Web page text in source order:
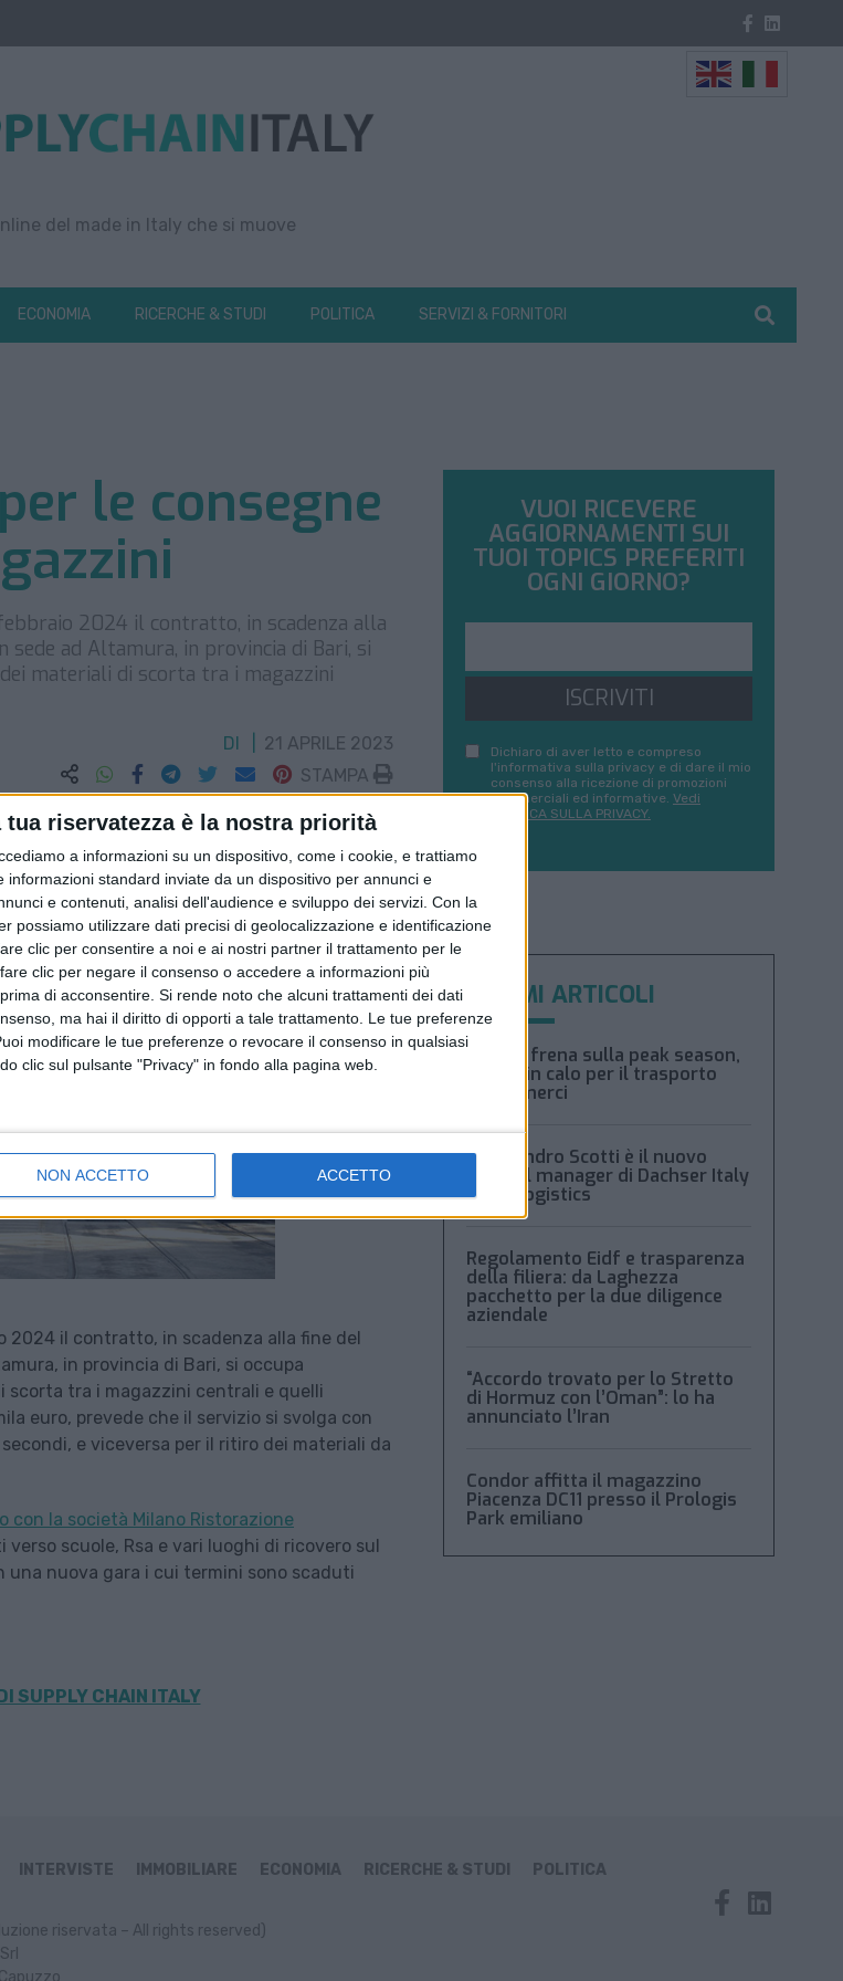
riservatezza è la nostra priorità
a informazioni su un dispositivo, come i cookie, e trattiamo
standard inviate da un dispositivo per annunci e
e contenuti, analisi dell'audience e sviluppo dei servizi. Con la
possiamo utilizzare dati precisi di geolocalizzazione e identificazione
clic per consentire a noi e ai nostri partner il trattamento per le
clic per negare il consenso o accedere a informazioni più
di acconsentire. Si rende noto che alcuni trattamenti dei dati
ma hai il diritto di opporti a tale trattamento. Le tue preferenze
modificare le tue preferenze o revocare il consenso in qualsiasi
clic sul pulsante "Privacy" in fondo alla pagina web.
NON ACCETTO ACCETTO
del made in Italy che si muove
ECONOMIA RICERCHE & STUDI POLITICA SERVIZI & FORNITORI
le consegne
2024 il contratto, in scadenza alla
sede ad Altamura, in provincia di Bari, si
materiali di scorta tra i magazzini
DI
21 APRILE 2023
STAMPA
2024 il contratto, in scadenza alla fine del
in provincia di Bari, si occupa
scorta tra i magazzini centrali e quelli
euro, prevede che il servizio si svolga con
e viceversa per il ritiro dei materiali da
la società Milano Ristorazione
scuole, Rsa e vari luoghi di ricovero sul
nuova gara i cui termini sono scaduti
SUPPLY CHAIN ITALY
VUOI RICEVERE
AGGIORNAMENTI SUI
TUOI TOPICS PREFERITI
OGNI GIORNO?
ISCRIVITI
Dichiaro di aver letto e compreso
l'informativa sulla privacy e di dare il mio
consenso alla ricezione di promozioni
commerciali ed informative. Vedi
POLITICA SULLA PRIVACY.
ULTIMI ARTICOLI
Xeneta frena sulla peak season,
tariffe in calo per il trasporto
aereo merci
Alessandro Scotti è il nuovo
general manager di Dachser Italy
Food Logistics
Regolamento Eidf e trasparenza
della filiera: da Laghezza
pacchetto per la due diligence
aziendale
“Accordo trovato per lo Stretto
di Hormuz con l’Oman”: lo ha
annunciato l’Iran
Condor affitta il magazzino
Piacenza DC11 presso il Prologis
Park emiliano
INTERVISTE IMMOBILIARE ECONOMIA RICERCHE & STUDI
POLITICA
riservata – All rights reserved)